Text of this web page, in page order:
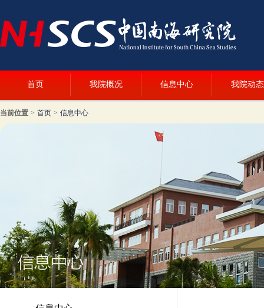
首页 我院概况 信息中心 我院动态
当前位置 > 首页 > 信息中心